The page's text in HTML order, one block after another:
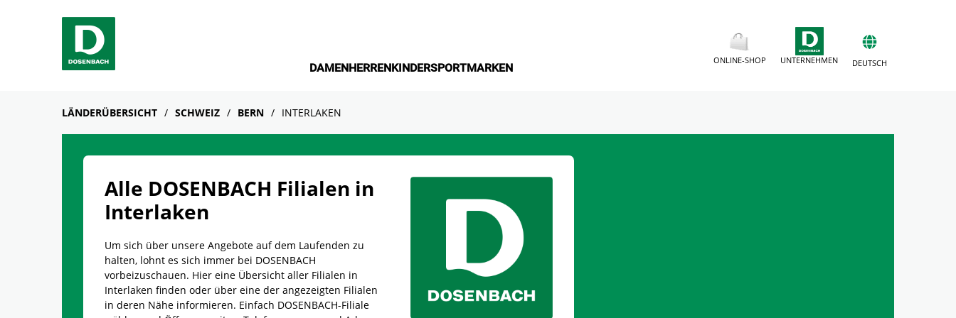
DAMENHERRENKINDERSPORTMARKEN
ONLINE-SHOP UNTERNEHMEN DEUTSCH
LÄNDERÜBERSICHT SCHWEIZ BERN INTERLAKEN
Alle DOSENBACH Filialen in
Interlaken
Um sich über unsere Angebote auf dem Laufenden zu
halten, lohnt es sich immer bei DOSENBACH
vorbeizuschauen. Hier eine Übersicht aller Filialen in
Interlaken finden oder über eine der angezeigten Filialen
in deren Nähe informieren. Einfach DOSENBACH-Filiale